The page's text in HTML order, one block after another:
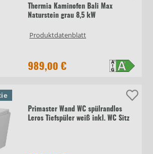
Thermia Kaminofen Bali Max
Naturstein grau 8,5 kW
Produktdatenblatt
989,00 €
Primaster Wand WC spülrandlos
Leros Tiefspüler weiß inkl. WC Sitz